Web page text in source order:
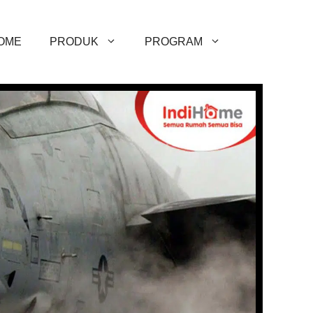
PRODUK PROGRAM